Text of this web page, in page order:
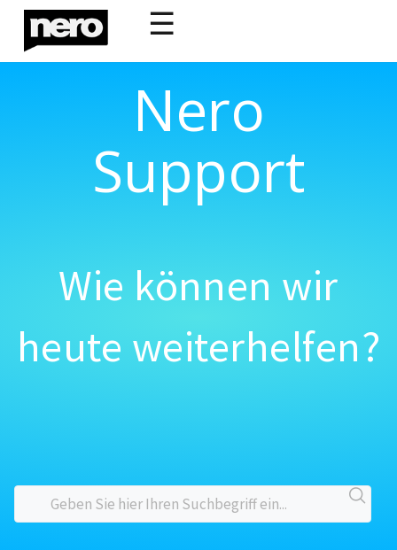
☰
Nero
Support
Wie können wir
heute weiterhelfen?